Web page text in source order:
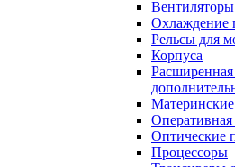
Охлаждение
Рельсы для
Корпуса
Расширенная
Оперативная
Оптические
Процессоры